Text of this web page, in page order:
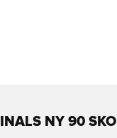
NY 90 SKO